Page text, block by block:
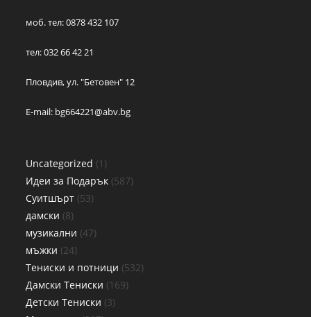
моб. тел: 0878 432 107
тел: 032 66 42 21
Пловдив, ул. "Бетовен" 12
E-mail: bg664221@abv.bg
Uncategorized 1
Идеи за Подарък 587
Суитшърт 53
дамски 8
музикални 47
мъжки 24
Тениски и потници 532
Дамски Тениски 169
Детски Тениски 3